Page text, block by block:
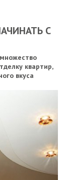
С
квартир,
вкуса